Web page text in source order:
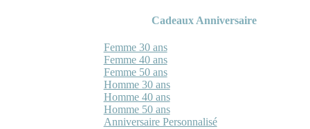
Cadeaux Anniversaire
Femme 30 ans
Femme 40 ans
Femme 50 ans
Homme 30 ans
Homme 40 ans
Homme 50 ans
Anniversaire Personnalisé